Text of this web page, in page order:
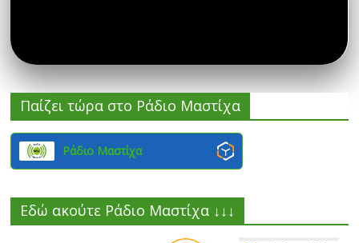
Παίζει τώρα στο Ράδιο Μαστίχα
Ράδιο Μαστίχα
Εδώ ακούτε Ράδιο Μαστίχα ↓↓↓